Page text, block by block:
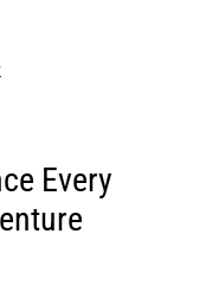
Every